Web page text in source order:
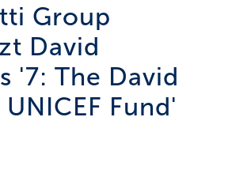
Group
David
'7: The David
Fund'